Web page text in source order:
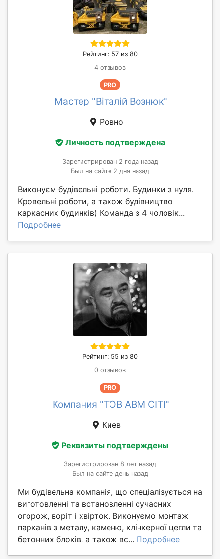
Рейтинг: 57 из 80
4 отзывов
PRO
Мастер "Віталій Вознюк"
Ровно
Личность подтверждена
Зарегистрирован 2 года назад
Был на сайте 2 дня назад
Виконуєм будівельні роботи. Будинки з нуля.
Кровельні роботи, а також будівництво
каркасних будинків) Команда з 4 чоловік...
Подробнее
Рейтинг: 55 из 80
0 отзывов
PRO
Компания "ТОВ АВМ СІТІ"
Киев
Реквизиты подтверждены
Зарегистрирован 8 лет назад
Был на сайте день назад
Ми будівельна компанія, що спеціалізується на
виготовленні та встановленні сучасних
огорож, воріт і хвірток. Виконуємо монтаж
парканів з металу, каменю, клінкерної цегли та
бетонних блоків, а також вс... Подробнее